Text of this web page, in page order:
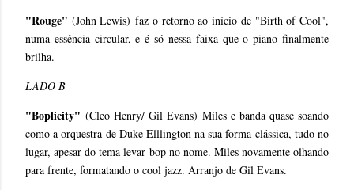
"Rouge" (John Lewis) faz o retorno ao início de "Birth of Cool",
numa essência circular, e é só nessa faixa que o piano finalmente
brilha.
LADO B
"Boplicity" (Cleo Henry/ Gil Evans) Miles e banda quase soando
como a orquestra de Duke Elllington na sua forma clássica, tudo no
lugar, apesar do tema levar bop no nome. Miles novamente olhando
para frente, formatando o cool jazz. Arranjo de Gil Evans.